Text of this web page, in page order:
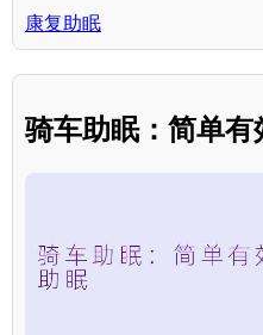
康复助眠
骑车助眠：简单有